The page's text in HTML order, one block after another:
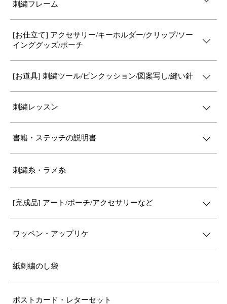
刺繍フレーム
[お仕立て] アクセサリー/キーホルダー/クリップ/ソー
インググッズ/ポーチ
[お道具] 刺繍ツール/ピンクッション/図案写し/縫い針
刺繍レッスン
書籍・ステッチの説明書
刺繍糸・ラメ糸
[完成品] アート/ポーチ/アクセサリーなど
ワッペン・アップリケ
紙刺繍のし袋
ポストカード・レターセット